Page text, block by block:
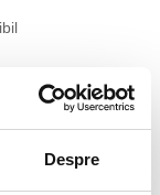
Despre
din aluminiu / cap